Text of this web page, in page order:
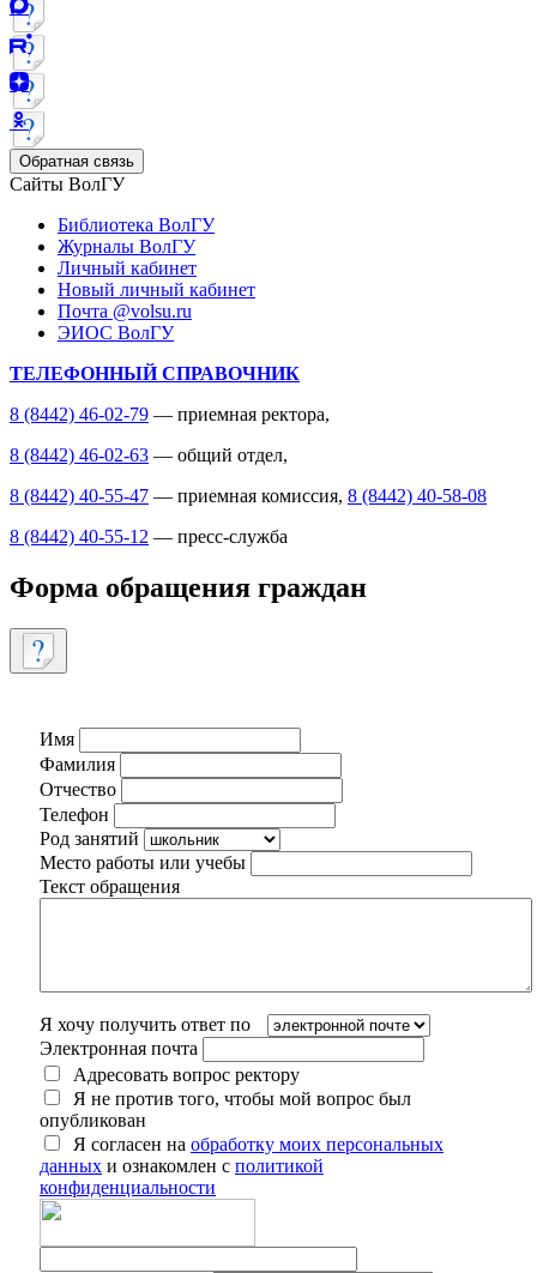
Обратная связь
Сайты ВолГУ
Библиотека ВолГУ
Журналы ВолГУ
Личный кабинет
Новый личный кабинет
Почта @volsu.ru
ЭИОС ВолГУ
ТЕЛЕФОННЫЙ СПРАВОЧНИК
8 (8442) 46-02-79 — приемная ректора,
8 (8442) 46-02-63 — общий отдел,
8 (8442) 40-55-47 — приемная комиссия, 8 (8442) 40-58-08
8 (8442) 40-55-12 — пресс-служба
Форма обращения граждан
Имя
Фамилия
Отчество
Телефон
Род занятий
Место работы или учебы
Текст обращения
Я хочу получить ответ по
Электронная почта
Адресовать вопрос ректору
Я не против того, чтобы мой вопрос был
опубликован
Я согласен на обработку моих персональных
данных и ознакомлен с политикой
конфиденциальности